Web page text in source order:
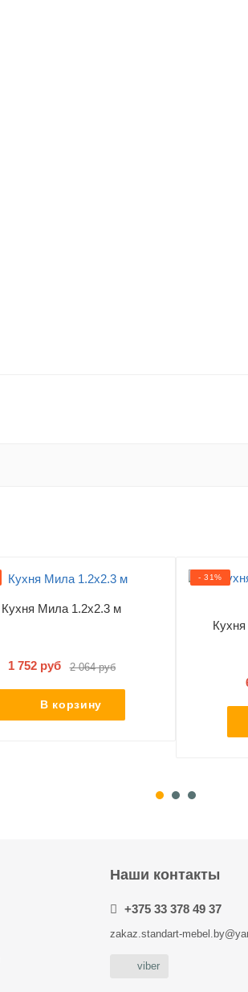
Кухня Мила 1.2х2.3 м
1 752 руб 2 064 руб
В корзину
- 31%
Наши контакты
+375 33 378 49 37
zakaz.standart-
viber